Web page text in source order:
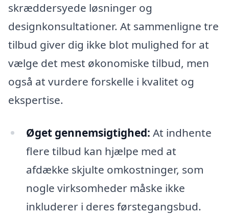
skræddersyede løsninger og
designkonsultationer. At sammenligne tre
tilbud giver dig ikke blot mulighed for at
vælge det mest økonomiske tilbud, men
også at vurdere forskelle i kvalitet og
ekspertise.
Øget gennemsigtighed: At indhente
flere tilbud kan hjælpe med at
afdække skjulte omkostninger, som
nogle virksomheder måske ikke
inkluderer i deres førstegangsbud.